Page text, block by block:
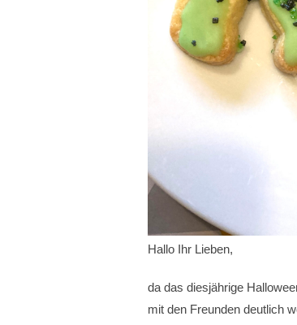
Hallo Ihr Lieben,
da das diesjährige
mit den Freunden deutlich